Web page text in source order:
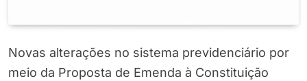
Novas alterações no sistema previdenciário por
meio da Proposta de Emenda à Constituição